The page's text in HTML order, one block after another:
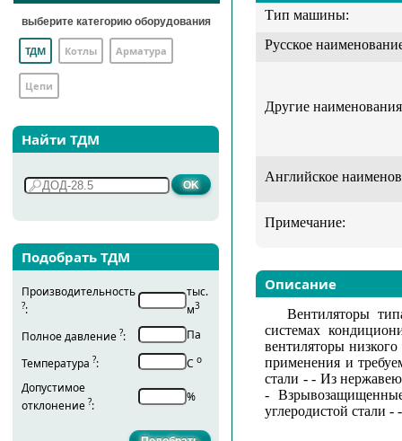
выберите категорию оборудования
ТДМ Котлы Арматура
Цепи
Найти ТДМ
Подобрать ТДМ
Производительность
?:
тыс.
м3
Полное давление ?:
Па
Температура ?: С о
Допустимое
отклонение ?:
%
Тип машины:
Русское
Другие
Английское
Примечание:
Описание
Вентиляторы
системах
вентиляторы
применения и
стали - - Из
-
углеродистой стали -